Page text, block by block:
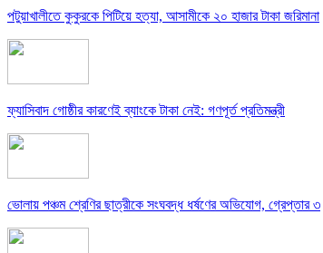
পটুয়াখালীতে কুকুরকে পিটিয়ে হত্যা, আসামীকে ২০ হাজার টাকা জরিমানা
ফ্যাসিবাদ গোষ্ঠীর কারণেই ব্যাংকে টাকা নেই: গণপূর্ত প্রতিমন্ত্রী
ভোলায় পঞ্চম শ্রেণির ছাত্রীকে সংঘবদ্ধ ধর্ষণের অভিযোগ, গ্রেপ্তার ৩